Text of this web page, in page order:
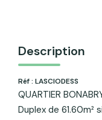
Description
Réf : LASCIODESS
QUARTIER
Duplex de 61.60m²